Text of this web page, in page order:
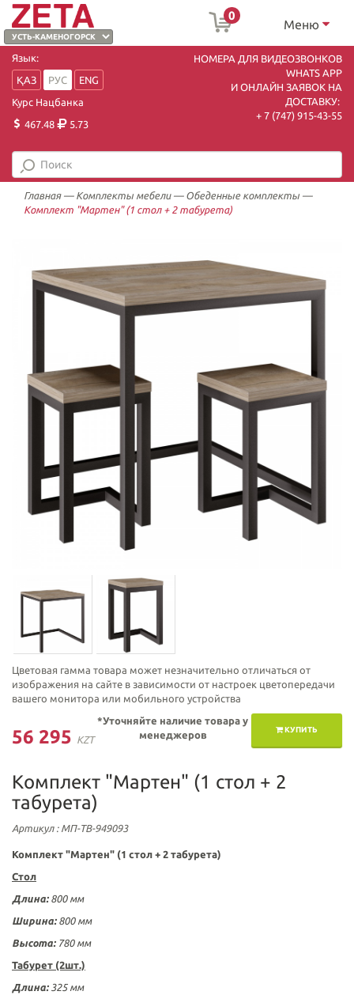
0
Меню
Язык:
ҚАЗ
РУС
ENG
Курс Нацбанка
467.48
5.73
НОМЕРА ДЛЯ ВИДЕОЗВОНКОВ
WHATS APP
И ОНЛАЙН ЗАЯВОК НА
ДОСТАВКУ:
+ 7 (747) 915-43-55
Главная— Комплекты мебели— Обеденные комплекты —
Комплект "Мартен" (1 стол + 2 табурета)
Цветовая гамма товара может незначительно отличаться от
изображения на сайте в зависимости от настроек цветопередачи
вашего монитора или мобильного устройства
56 295 KZT
КУПИТЬ
*Уточняйте наличие товара у
менеджеров
Комплект "Мартен" (1 стол + 2
табурета)
Артикул: МП-ТВ-949093
Комплект "Мартен" (1 стол + 2 табурета)
Стол
Длина: 800 мм
Ширина: 800 мм
Высота: 780 мм
Табурет (2шт.)
Длина: 325 мм